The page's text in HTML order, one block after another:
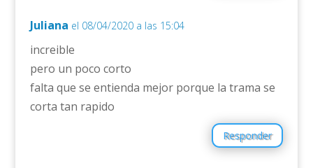
Juliana el 08/04/2020 a las 15:04
increible
pero un poco corto
falta que se entienda mejor porque la trama se
corta tan rapido
Responder